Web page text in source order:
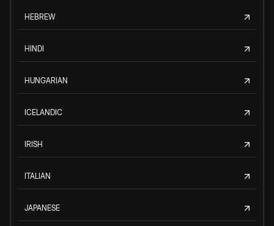
HEBREW
HINDI
HUNGARIAN
ICELANDIC
IRISH
ITALIAN
JAPANESE